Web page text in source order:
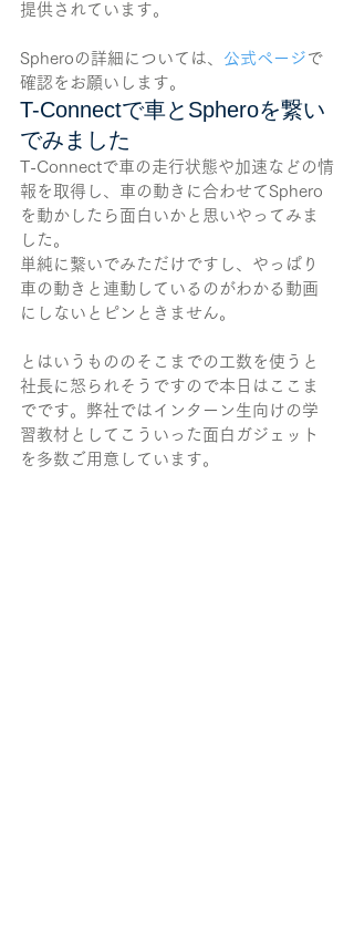
提供されています。
Spheroの詳細については、 公式ページ で
確認をお願いします。
T-Connectで車とSpheroを繋い
でみました
T-Connectで車の走行状態や加速などの情
報を取得し、車の動きに合わせてSphero
を動かしたら面白いかと思いやってみま
した。
単純に繋いでみただけですし、やっぱり
車の動きと連動しているのがわかる動画
にしないとピンときません。
とはいうもののそこまでの工数を使うと
社長に怒られそうですので本日はここま
でです。弊社ではインターン生向けの学
習教材としてこういった面白ガジェット
を多数ご用意しています。